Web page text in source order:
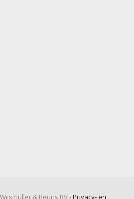
& Beuns BV -Privacy- en